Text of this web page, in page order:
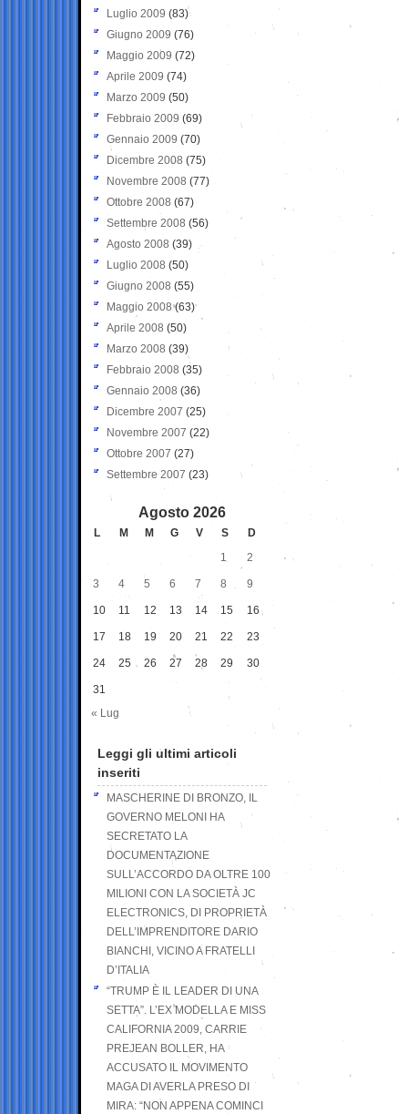
Luglio 2009 (83)
Giugno 2009 (76)
Maggio 2009 (72)
Aprile 2009 (74)
Marzo 2009 (50)
Febbraio 2009 (69)
Gennaio 2009 (70)
Dicembre 2008 (75)
Novembre 2008 (77)
Ottobre 2008 (67)
Settembre 2008 (56)
Agosto 2008 (39)
Luglio 2008 (50)
Giugno 2008 (55)
Maggio 2008(63)
Aprile 2008 (50)
Marzo 2008 (39)
Febbraio 2008 (35)
Gennaio 2008 (36)
Dicembre 2007 (25)
Novembre 2007 (22)
Ottobre 2007 (27)
Settembre 2007 (23)
Agosto 2026
L M M G V S
D
1
2
3 4 5 6 7 8 9
10 11 12 13 14 15 16
17 18 19 20 21 22 23
24 25 26 27 28 29 30
31
« Lug
Leggi gli ultimi articoli
inseriti
MASCHERINE DI BRONZO, IL
GOVERNO MELONI HA
SECRETATO LA
DOCUMENTAZIONE
SULL’ACCORDO DA OLTRE 100
MILIONI CON LA SOCIETÀ JC
ELECTRONICS, DI PROPRIETÀ
DELL’IMPRENDITORE DARIO
BIANCHI, VICINO A FRATELLI
D’ITALIA
“TRUMP È IL LEADER DI UNA
SETTA”. L’EX MODELLA E MISS
CALIFORNIA 2009, CARRIE
PREJEAN BOLLER, HA
ACCUSATO IL MOVIMENTO
MAGA DI AVERLA PRESO DI
MIRA: “NON APPENA COMINCI